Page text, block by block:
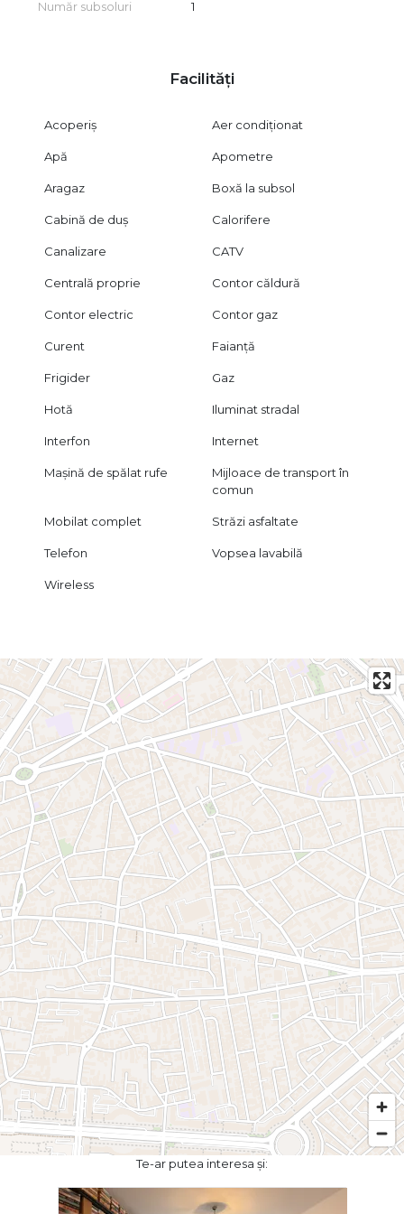
Număr subsoluri 1
Facilități
Acoperiș Aer condiționat
Apă Apometre
Aragaz Boxă la subsol
Cabină de duș Calorifere
Canalizare CATV
Centrală proprie Contor căldură
Contor electric Contor gaz
Curent Faianță
Frigider Gaz
Hotă Iluminat stradal
Interfon Internet
Mașină de spălat rufe
Mijloace de transport în
comun
Mobilat complet Străzi asfaltate
Telefon Vopsea lavabilă
Wireless
Te-ar putea interesa și: